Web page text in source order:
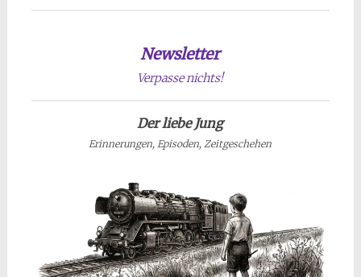
Newsletter
Verpasse nichts!
Der liebe Jung
Erinnerungen, Episoden, Zeitgeschehen